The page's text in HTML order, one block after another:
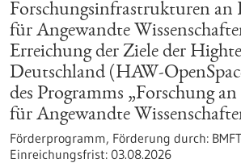
Forschungsinfrastrukturen an
für Angewandte
Erreichung der Ziele der
Deutschland (HAW-
des Programms „Forschung
für Angewandte
Förderprogramm, Förderung durch:
Einreichungsfrist: 03.08.2026